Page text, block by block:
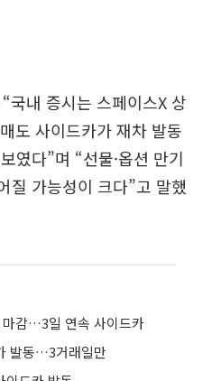
국내 증시는 스페이스X 상
도 사이드카가 재차 발동
였다”며 “선물·옵션 만기
질 가능성이 크다”고 말했
감…3일 연속 사이드카
발동…3거래일만